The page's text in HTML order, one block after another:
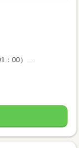
00）...